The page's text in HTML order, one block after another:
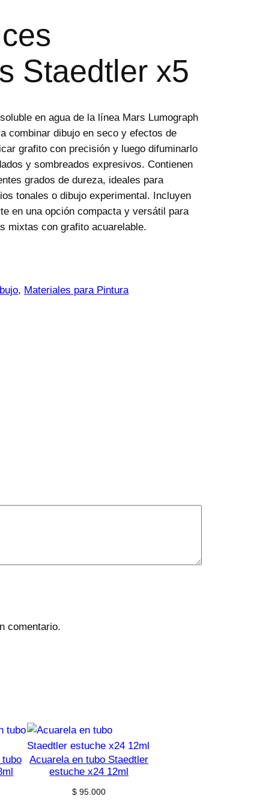
Staedtler x5
en agua de la línea Mars Lumograph
combinar dibujo en seco y efectos de
grafito con precisión y luego difuminarlo
y sombreados expresivos. Contienen
grados de dureza, ideales para
tonales o dibujo experimental. Incluyen
en una opción compacta y versátil para
mixtas con grafito acuarelable.
, Materiales para Pintura
comentario.
Acuarela en tubo Staedtler
estuche x24 12ml
$ 95.000